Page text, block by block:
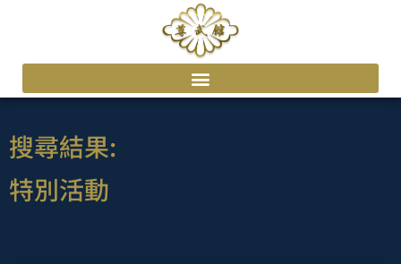
搜尋結果:
特別活動